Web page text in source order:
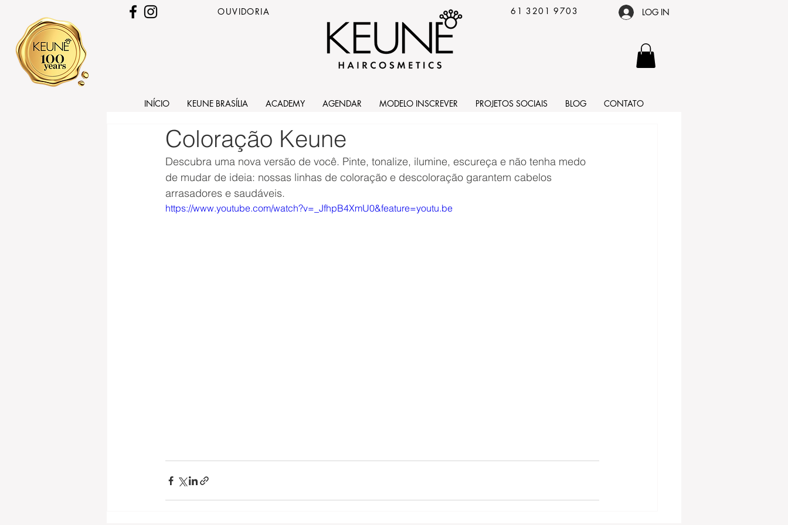
OUVIDORIA 61 3201 9703 LOG IN
INÍCIO KEUNE BRASÍLIA ACADEMY AGENDAR MODELO INSCREVER PROJETOS SOCIAIS BLOG CONTATO
Coloração Keune
Descubra uma nova versão de você. Pinte, tonalize, ilumine, escureça e não tenha medo
de mudar de ideia: nossas linhas de coloração e descoloração garantem cabelos
arrasadores e saudáveis.
https://www.youtube.com/watch?v=_JfhpB4XmU0&feature=youtu.be